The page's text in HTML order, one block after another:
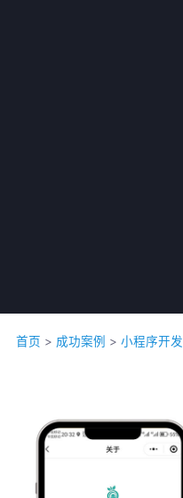
首页 > 成功案例 > 小程序开发